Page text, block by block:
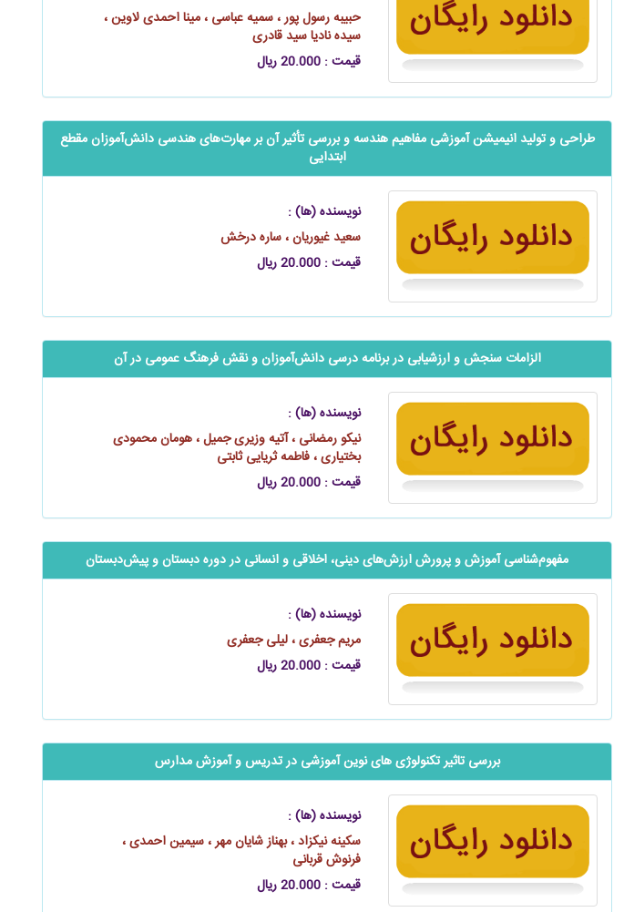
حبیبه رسول‌ پور ، سمیه عباسی ، مینا احمدی لاوین ،
سیده نادیا سید قادری
قیمت : 20.000 ریال
طراحی و تولید انیمیشن آموزشی مفاهیم هندسه و بررسی تأثیر آن بر ‌‌‌مهارت‌های هندسی ‌‌‌‌‌دانش‌آموزان مقطع
ابتدایی
نویسنده (ها) :
سعید غیوریان ، ساره درخش
قیمت : 20.000 ریال
الزامات سنجش و ارزشیابی در برنامه درسی ‌‌‌‌‌‌‌دانش‌آموزان و نقش فرهنگ عمومی در آن
نویسنده (ها) :
نیکو رمضانی ، آتیه وزیری جمیل ، هومان محمودی
بختیاری ، فاطمه ثریایی ثابتی
قیمت : 20.000 ریال
مفهوم‌‌‌‌‌‌شناسی آموزش و پرورش ارزش‌های دینی، اخلاقی و انسانی در دوره دبستان و ‌‌‌‌‌‌پیش‌دبستان
نویسنده (ها) :
مریم جعفری ، لیلی جعفری
قیمت : 20.000 ریال
بررسی تاثیر تکنولوژی‌ های نوین آموزشی در تدریس و آموزش مدارس
نویسنده (ها) :
سکینه نيكزاد ، بهناز شایان مهر ، سیمین احمدی ،
فرنوش قربانی
قیمت : 20.000 ریال